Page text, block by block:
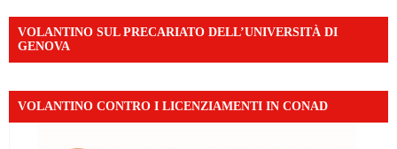
VOLANTINO SUL PRECARIATO DELL’UNIVERSITÀ DI
GENOVA
VOLANTINO CONTRO I LICENZIAMENTI IN CONAD